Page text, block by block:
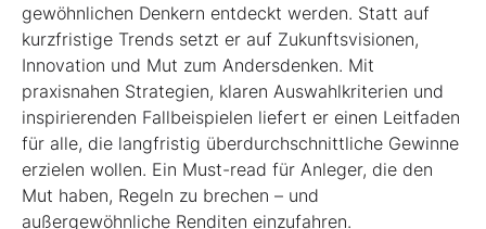
gewöhnlichen Denkern entdeckt werden. Statt auf
kurzfristige Trends setzt er auf Zukunftsvisionen,
Innovation und Mut zum Andersdenken. Mit
praxisnahen Strategien, klaren Auswahlkriterien und
inspirierenden Fallbeispielen liefert er einen Leit­faden
für alle, die langfristig überdurchschnittliche Gewinne
erzielen wollen. Ein Must-read für Anleger, die den
Mut haben, Regeln zu brechen – und
außergewöhnliche Renditen einzufahren.